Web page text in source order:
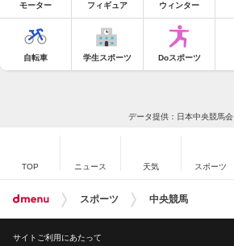
モーター フィギュア ウィンター
自転車 学生スポーツ Doスポーツ
データ提供：日本中央競馬会
TOP ニュース 天気 スポーツ
スポーツ 中央競馬
サイトご利用にあたって